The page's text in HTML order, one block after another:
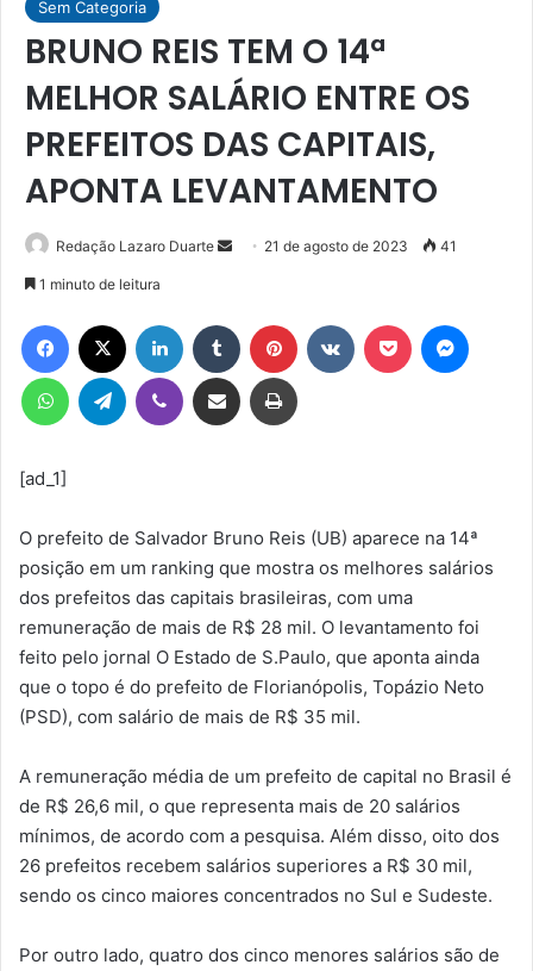
Sem Categoria
BRUNO REIS TEM O 14ª
MELHOR SALÁRIO ENTRE OS
PREFEITOS DAS CAPITAIS,
APONTA LEVANTAMENTO
Redação Lazaro Duarte
Mande
mail
21 de agosto de 2023 41
1 minuto de leitura
Facebook Linkedin Tumblr Pinterest Pocket
WhatsAppTelegram Viber Compartilhar via e-mail Imprimir
[ad_1]
O prefeito de Salvador Bruno Reis (UB) aparece na 14ª
posição em um ranking que mostra os melhores salários
dos prefeitos das capitais brasileiras, com uma
remuneração de mais de R$ 28 mil. O levantamento foi
feito pelo jornal O Estado de S.Paulo, que aponta ainda
que o topo é do prefeito de Florianópolis, Topázio Neto
(PSD), com salário de mais de R$ 35 mil.
A remuneração média de um prefeito de capital no Brasil é
de R$ 26,6 mil, o que representa mais de 20 salários
mínimos, de acordo com a pesquisa. Além disso, oito dos
26 prefeitos recebem salários superiores a R$ 30 mil,
sendo os cinco maiores concentrados no Sul e Sudeste.
Por outro lado, quatro dos cinco menores salários são de